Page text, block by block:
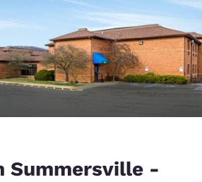
Summersville -